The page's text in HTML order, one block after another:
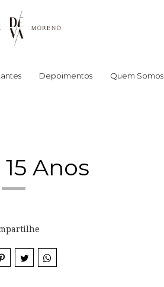
Depoimentos Quem Somos
Anos